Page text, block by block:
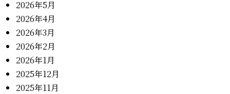
2026年5月
2026年4月
2026年3月
2026年2月
2026年1月
2025年12月
2025年11月